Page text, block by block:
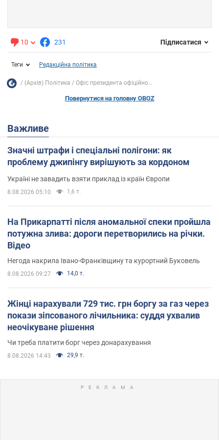
10 231 Підписатися
Теги Редакційна політика
(Архів) Політика Офіс президента офіційно...
Повернутися на головну OBOZ
Важливе
Значні штрафи і спеціальні полігони: як
проблему джипінгу вирішують за кордоном
Україні не завадить взяти приклад із країн Європи
8.08.2026 05:10 1,6 т.
На Прикарпатті після аномальної спеки пройшла
потужна злива: дороги перетворились на річки.
Відео
Негода накрила Івано-Франківщину та курортний Буковель
8.08.2026 09:27 14,0 т.
Жінці нарахували 729 тис. грн боргу за газ через
покази зіпсованого лічильника: суддя ухвалив
неочікуване рішення
Чи треба платити борг через донарахування
8.08.2026 14:43 29,9 т.